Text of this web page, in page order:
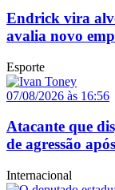
Endrick vira
avalia novo
Esporte
07/08/2026 às 16:56
Atacante que
de agressão
Internacional